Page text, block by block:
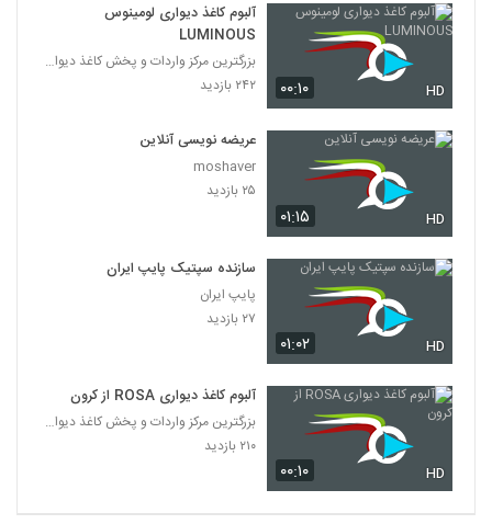
۰۰:۱۰ HD
آلبوم کاغذ دیواری لومینوس
LUMINOUS
بزرگترین مرکز واردات و پخش کاغذ دیواری
۲۴۲ بازدید
۰۱:۱۵ HD
عریضه نویسی آنلاین
moshaver
۲۵ بازدید
۰۱:۰۲ HD
سازنده سپتیک پایپ ایران
پایپ ایران
۲۷ بازدید
۰۰:۱۰ HD
آلبوم کاغذ دیواری ROSA از کرون
بزرگترین مرکز واردات و پخش کاغذ دیواری
۲۱۰ بازدید